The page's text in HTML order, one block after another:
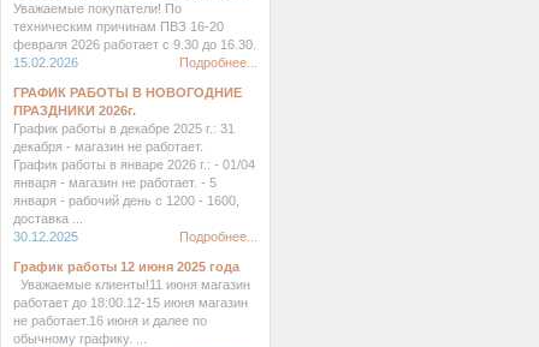
Уважаемые покупатели! По
техническим причинам ПВЗ 16-20
февраля 2026 работает с 9.30 до 16.30.
15.02.2026
Подробнее...
ГРАФИК РАБОТЫ В НОВОГОДНИЕ
ПРАЗДНИКИ 2026г.
График работы в декабре 2025 г.: 31
декабря - магазин не работает.
График работы в январе 2026 г.: - 01/04
января - магазин не работает. - 5
января - рабочий день с 1200 - 1600,
доставка ...
30.12.2025
Подробнее...
График работы 12 июня 2025 года
Уважаемые клиенты!11 июня магазин
работает до 18:00.12-15 июня магазин
не работает.16 июня и далее по
обычному графику. ...